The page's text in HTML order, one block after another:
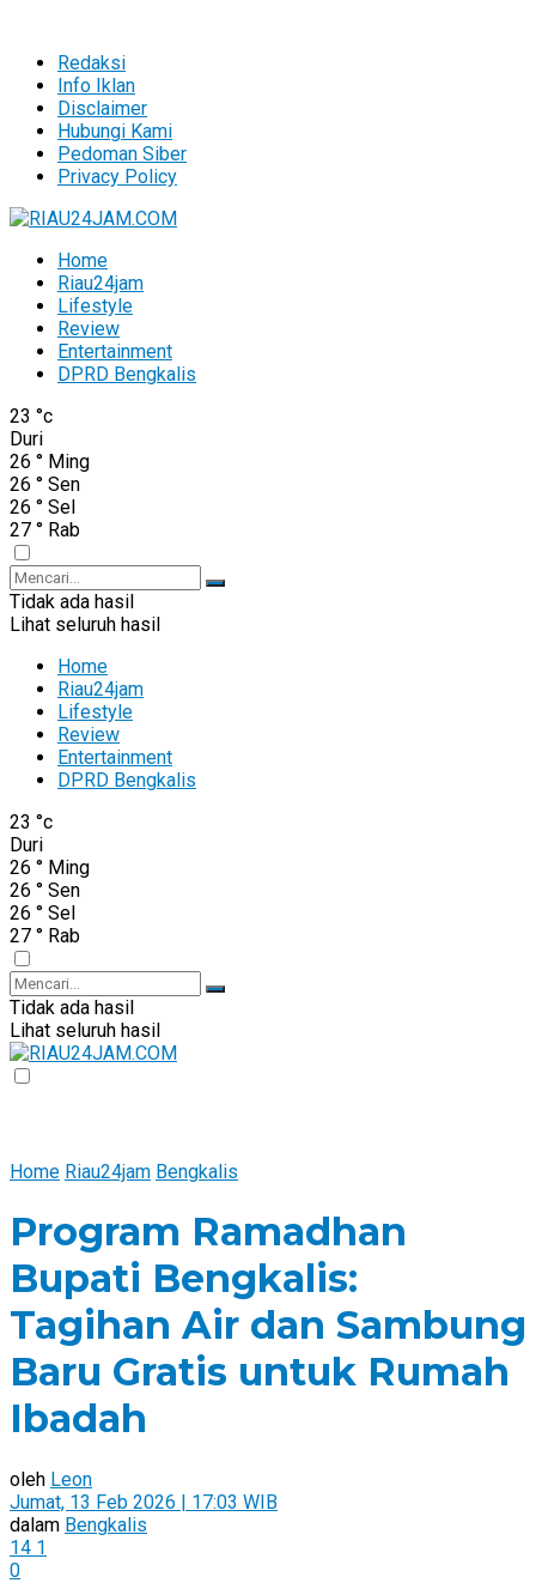
Redaksi
Info Iklan
Disclaimer
Hubungi Kami
Pedoman Siber
Privacy Policy
Home
Riau24jam
Lifestyle
Review
Entertainment
DPRD Bengkalis
23 °c
Duri
26 ° Ming
26 ° Sen
26 ° Sel
27 ° Rab
Tidak ada hasil
Lihat seluruh hasil
Home
Riau24jam
Lifestyle
Review
Entertainment
DPRD Bengkalis
23 °c
Duri
26 ° Ming
26 ° Sen
26 ° Sel
27 ° Rab
Tidak ada hasil
Lihat seluruh hasil
Home Riau24jam Bengkalis
Program Ramadhan
Bupati Bengkalis:
Tagihan Air dan Sambung
Baru Gratis untuk Rumah
Ibadah
oleh Leon
Jumat, 13 Feb 2026 | 17:03 WIB
dalam Bengkalis
14 1
0